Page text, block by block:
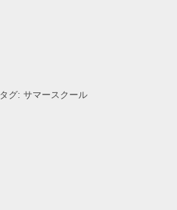
タグ: サマースクール